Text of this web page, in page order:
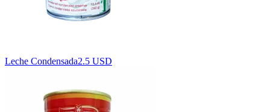
Leche Condensada2.5 USD